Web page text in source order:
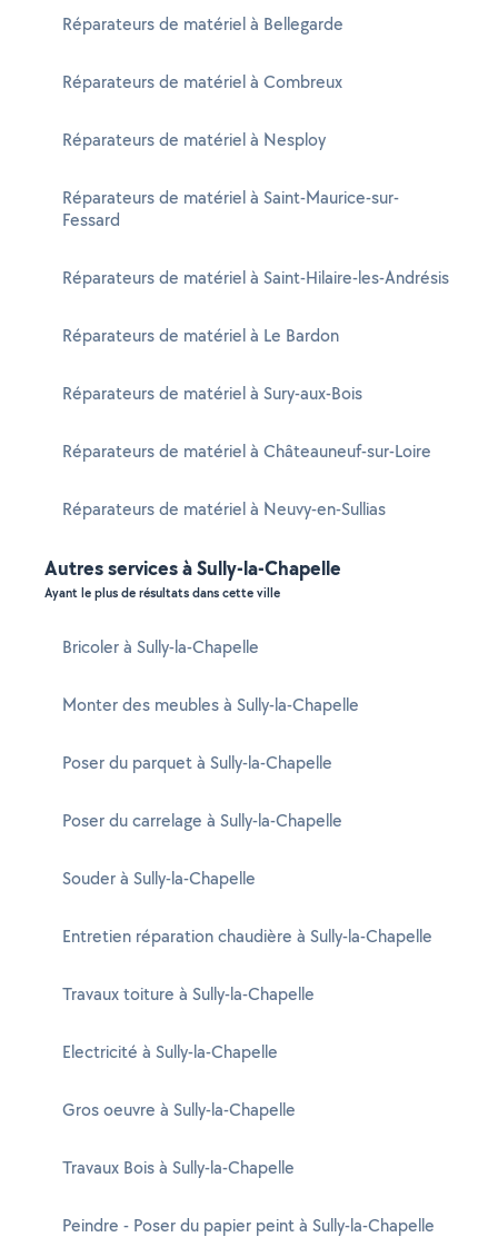
Réparateurs de matériel à Bellegarde
Réparateurs de matériel à Combreux
Réparateurs de matériel à Nesploy
Réparateurs de matériel à Saint-Maurice-sur-
Fessard
Réparateurs de matériel à Saint-Hilaire-les-Andrésis
Réparateurs de matériel à Le Bardon
Réparateurs de matériel à Sury-aux-Bois
Réparateurs de matériel à Châteauneuf-sur-Loire
Réparateurs de matériel à Neuvy-en-Sullias
Autres services à Sully-la-Chapelle
Ayant le plus de résultats dans cette ville
Bricoler à Sully-la-Chapelle
Monter des meubles à Sully-la-Chapelle
Poser du parquet à Sully-la-Chapelle
Poser du carrelage à Sully-la-Chapelle
Souder à Sully-la-Chapelle
Entretien réparation chaudière à Sully-la-Chapelle
Travaux toiture à Sully-la-Chapelle
Electricité à Sully-la-Chapelle
Gros oeuvre à Sully-la-Chapelle
Travaux Bois à Sully-la-Chapelle
Peindre - Poser du papier peint à Sully-la-Chapelle